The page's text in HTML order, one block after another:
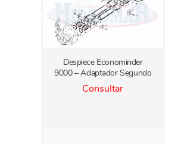
Despiece Econominder
9000 – Adaptador Segundo
Consultar